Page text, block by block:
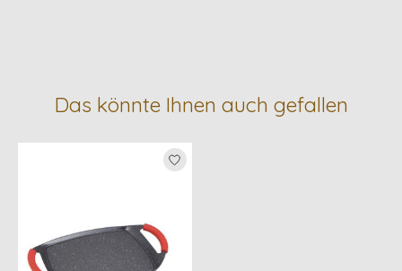
Das könnte Ihnen auch gefallen
Produkt-Karussell-Artikel